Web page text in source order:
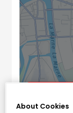
About Cookies